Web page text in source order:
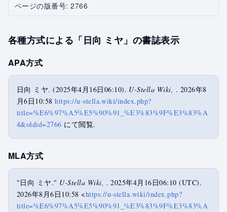
ページの版番号: 2766
各種方式による「日向 ミヤ」の書誌表示
APA方式
日向 ミヤ. (2025年4月16日06:10). U-Stella Wiki, . 2026年8
月6日10:58https://u-stella.wiki/index.php?
title=%E6%97%A5%E5%90%91_%E3%83%9F%E3%83%A
4&oldid=2766 にて閲覧.
MLA方式
"日向 ミヤ." U-Stella Wiki, . 2025年4月16日06:10 (UTC).
2026年8月6日10:58 <https://u-stella.wiki/index.php?
title=%E6%97%A5%E5%90%91_%E3%83%9F%E3%83%A